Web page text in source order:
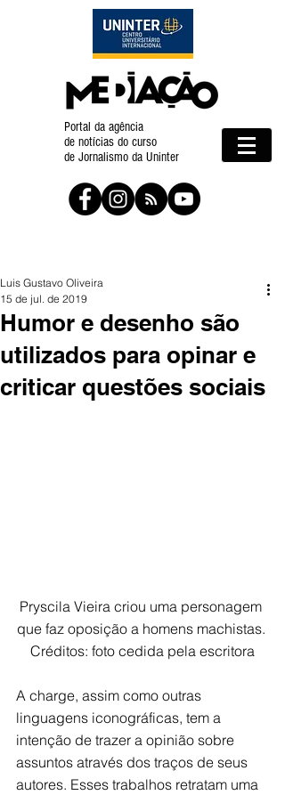
Portal da agência
de notícias do curso
de Jornalismo da Uninter
Humor e desenho são
utilizados para opinar e
criticar questões sociais
Luis Gustavo Oliveira
15 de jul. de 2019
Pryscila Vieira criou uma personagem
que faz oposição a homens machistas.
Créditos: foto cedida pela escritora
A charge, assim como outras
linguagens iconográficas, tem a
intenção de trazer a opinião sobre
assuntos através dos traços de seus
autores. Esses trabalhos retratam uma